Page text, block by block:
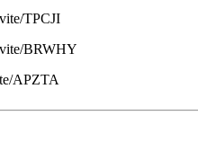
TPCJI
BRWHY
APZTA